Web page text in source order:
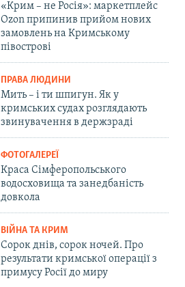
«Крим – не Росія»: маркетплейс
Ozon припинив прийом нових
замовлень на Кримському
півострові
ПРАВА ЛЮДИНИ
Мить – і ти шпигун. Як у
кримських судах розглядають
звинувачення в держзраді
ФОТОГАЛЕРЕЇ
Краса Сімферопольського
водосховища та занедбаність
довкола
ВІЙНА ТА КРИМ
Сорок днів, сорок ночей. Про
результати кримської операції з
примусу Росії до миру